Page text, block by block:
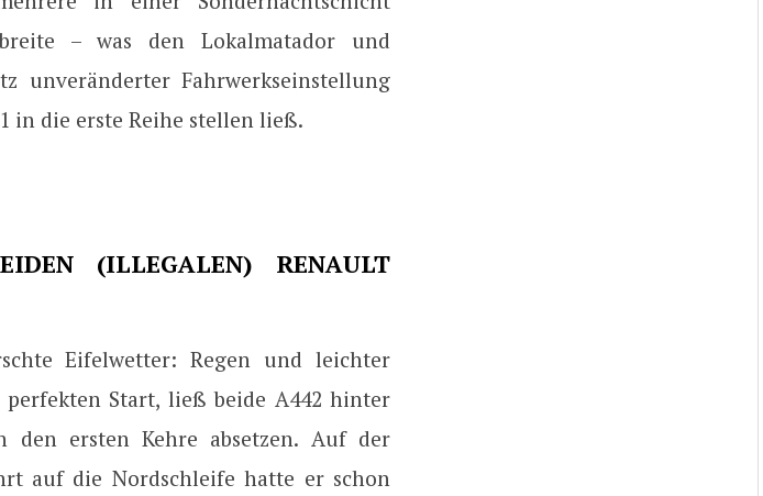
– was den Lokalmatador und
unveränderter Fahrwerkseinstellung
in die erste Reihe stellen ließ.
(ILLEGALEN) RENAULT
Eifelwetter: Regen und leichter
Start, ließ beide A442 hinter
ersten Kehre absetzen. Auf der
auf die Nordschleife hatte er schon